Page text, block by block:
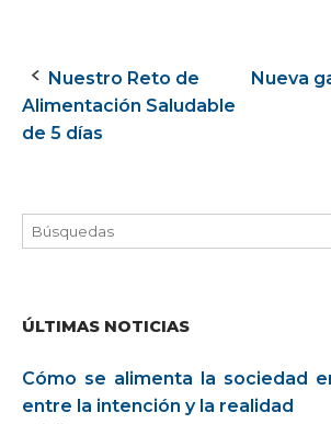
Navegación
de
entrada
Nuestro Reto de
Alimentación Saludable
de 5 días
Nueva
ÚLTIMAS NOTICIAS
Cómo se alimenta la sociedad
entre la intención y la realidad